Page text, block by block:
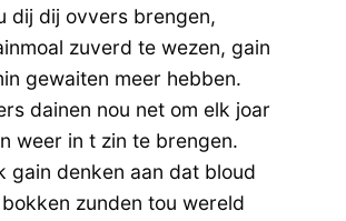
dij dij ovvers brengen,
zuverd te wezen, gain
gewaiten meer hebben.
dainen nou net om elk joar
weer in t zin te brengen.
gain denken aan dat bloud
zunden tou wereld